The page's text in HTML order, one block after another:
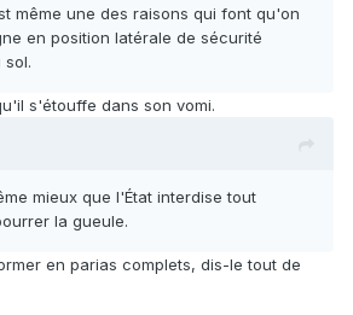
même une des raisons qui font qu'on
en position latérale de sécurité
s'étouffe dans son vomi.
mieux que l'État interdise tout
la gueule.
en parias complets, dis-le tout de